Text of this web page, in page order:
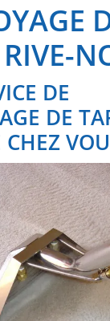
DE
DE
CHEZ